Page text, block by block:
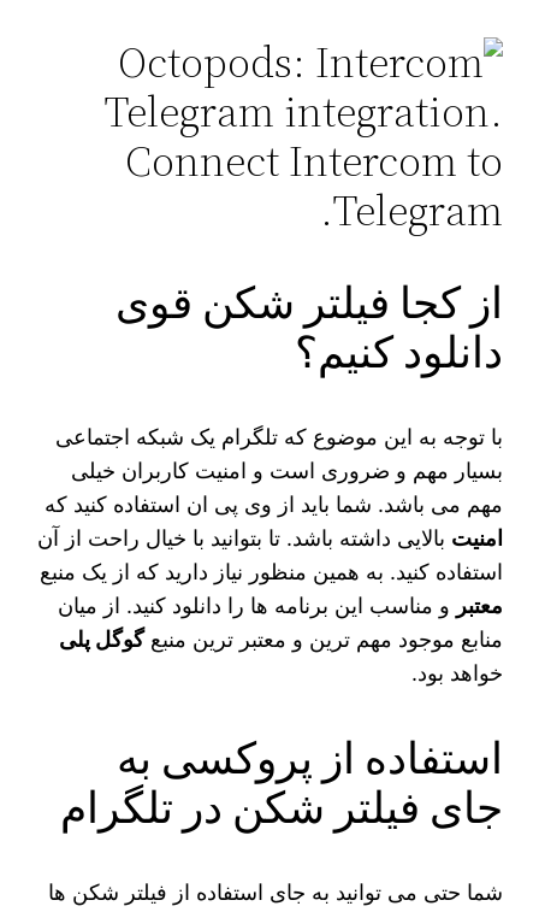
از کجا فیلتر شکن قوی
دانلود کنیم؟
با توجه به این موضوع که تلگرام یک شبکه اجتماعی
بسیار مهم و ضروری است و امنیت کاربران خیلی
مهم می‌ باشد. شما باید از وی پی ان استفاده کنید که
امنیت بالایی داشته باشد. تا بتوانید با خیال راحت از آن
استفاده کنید. به همین منظور نیاز دارید که از یک منبع
معتبر و مناسب این برنامه ‌ها را دانلود کنید. از میان
منابع موجود مهم ترین و معتبر ترین منبعگوگل پلی
خواهد بود.
استفاده از پروکسی به
جای فیلتر شکن در تلگرام
شما حتی می‌ توانید به جای استفاده از فیلتر شکن ‌ها